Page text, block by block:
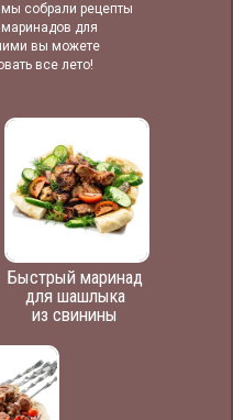
собрали рецепты
для
вы можете
все лето!
Быстрый маринад
для шашлыка
из свинины